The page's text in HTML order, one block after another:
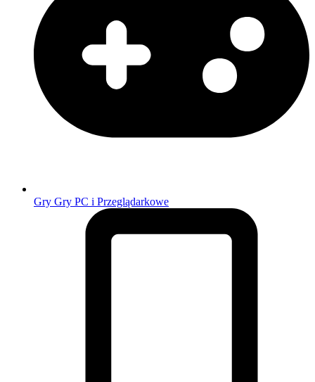
Gry Gry PC i Przeglądarkowe